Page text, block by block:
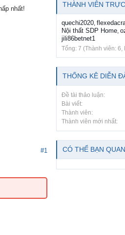
nhất!
#1
THÀNH VIÊN
quechi2020,
Nội thất SDP Home,
jili86betnet1
Tổng: 7 (Thành viên: 6,
THỐNG KÊ DIỄN
Đề tài thảo luận:
Bài viết:
Thành viên:
Thành viên mới nhất:
CÓ THỂ BẠN